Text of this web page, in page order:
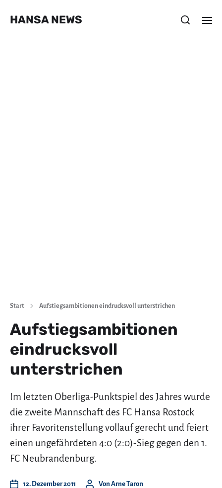
HANSA NEWS
Start Aufstiegsambitionen eindrucksvoll unterstrichen
Aufstiegsambitionen
eindrucksvoll
unterstrichen
Im letzten Oberliga-Punktspiel des Jahres wurde
die zweite Mannschaft des FC Hansa Rostock
ihrer Favoritenstellung vollauf gerecht und feiert
einen ungefährdeten 4:0 (2:0)-Sieg gegen den 1.
FC Neubrandenburg.
12. Dezember 2011 Von Arne Taron